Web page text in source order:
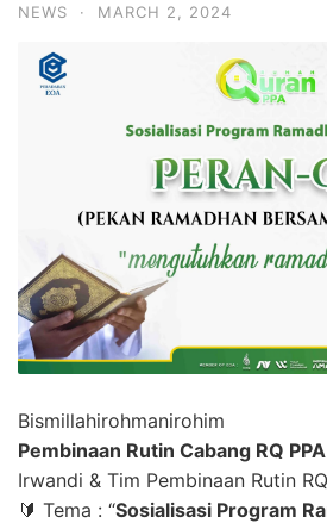
NEWS · MARCH 2, 2024
Bismillahirohmanirohim
Pembinaan Rutin Cabang RQ PPA
Irwandi & Tim Pembinaan Rutin
🔰 Tema : “Sosialisasi Program